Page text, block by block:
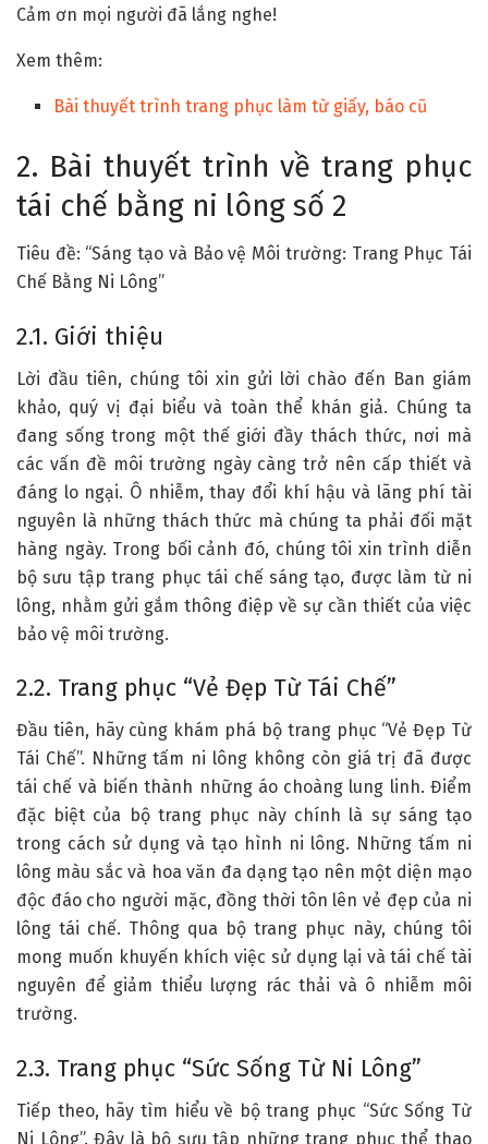
Cảm ơn mọi người đã lắng nghe!
Xem thêm:
Bài thuyết trình trang phục làm từ giấy, báo cũ
2. Bài thuyết trình về trang phục
tái chế bằng ni lông số 2
Tiêu đề: “Sáng tạo và Bảo vệ Môi trường: Trang Phục Tái
Chế Bằng Ni Lông”
2.1. Giới thiệu
Lời đầu tiên, chúng tôi xin gửi lời chào đến Ban giám
khảo, quý vị đại biểu và toàn thể khán giả. Chúng ta
đang sống trong một thế giới đầy thách thức, nơi mà
các vấn đề môi trường ngày càng trở nên cấp thiết và
đáng lo ngại. Ô nhiễm, thay đổi khí hậu và lãng phí tài
nguyên là những thách thức mà chúng ta phải đối mặt
hàng ngày. Trong bối cảnh đó, chúng tôi xin trình diễn
bộ sưu tập trang phục tái chế sáng tạo, được làm từ ni
lông, nhằm gửi gắm thông điệp về sự cần thiết của việc
bảo vệ môi trường.
2.2. Trang phục “Vẻ Đẹp Từ Tái Chế”
Đầu tiên, hãy cùng khám phá bộ trang phục “Vẻ Đẹp Từ
Tái Chế”. Những tấm ni lông không còn giá trị đã được
tái chế và biến thành những áo choàng lung linh. Điểm
đặc biệt của bộ trang phục này chính là sự sáng tạo
trong cách sử dụng và tạo hình ni lông. Những tấm ni
lông màu sắc và hoa văn đa dạng tạo nên một diện mạo
độc đáo cho người mặc, đồng thời tôn lên vẻ đẹp của ni
lông tái chế. Thông qua bộ trang phục này, chúng tôi
mong muốn khuyến khích việc sử dụng lại và tái chế tài
nguyên để giảm thiểu lượng rác thải và ô nhiễm môi
trường.
2.3. Trang phục “Sức Sống Từ Ni Lông”
Tiếp theo, hãy tìm hiểu về bộ trang phục “Sức Sống Từ
Ni Lông”. Đây là bộ sưu tập những trang phục thể thao